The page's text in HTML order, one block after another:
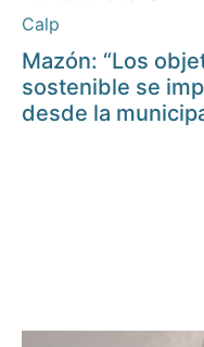
Calp
Mazón: “Los
sostenible se
desde la